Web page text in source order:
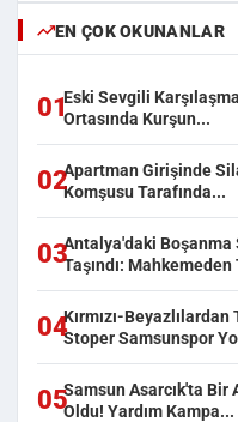
EN ÇOK OKUNANLAR
01Eski Sevgili
Ortasında Kurşun...
02Apartman Girişinde
Komşusu Tarafında...
03Antalya'daki Boşanma
Taşındı: Mahkemeden
04Kırmızı-
Stoper Samsunspor
05Samsun Asarcık'ta Bir
Oldu! Yardım Kampa...